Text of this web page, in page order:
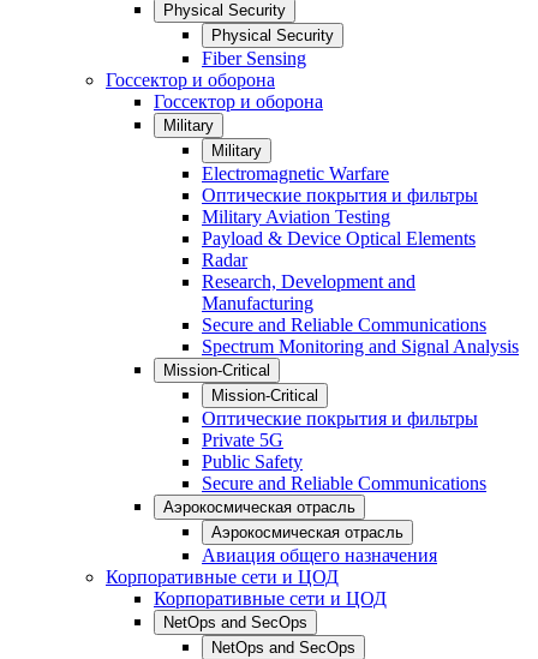
Physical Security
Physical Security
Fiber Sensing
Госсектор и оборона
Госсектор и оборона
Military
Military
Electromagnetic Warfare
Оптические покрытия и фильтры
Military Aviation Testing
Payload & Device Optical Elements
Radar
Research, Development and
Manufacturing
Secure and Reliable Communications
Spectrum Monitoring and Signal Analysis
Mission-Critical
Mission-Critical
Оптические покрытия и фильтры
Private 5G
Public Safety
Secure and Reliable Communications
Аэрокосмическая отрасль
Аэрокосмическая отрасль
Авиация общего назначения
Корпоративные сети и ЦОД
Корпоративные сети и ЦОД
NetOps and SecOps
NetOps and SecOps